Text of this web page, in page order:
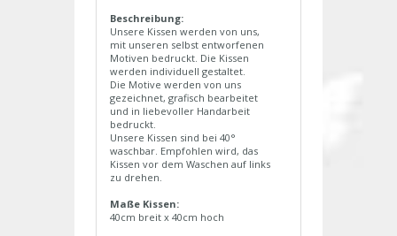
Beschreibung:
Unsere Kissen werden von uns,
mit unseren selbst entworfenen
Motiven bedruckt. Die Kissen
werden individuell gestaltet.
Die Motive werden von uns
gezeichnet, grafisch bearbeitet
und in liebevoller Handarbeit
bedruckt.
Unsere Kissen sind bei 40°
waschbar. Empfohlen wird, das
Kissen vor dem Waschen auf links
zu drehen.
Maße Kissen:
40cm breit x 40cm hoch